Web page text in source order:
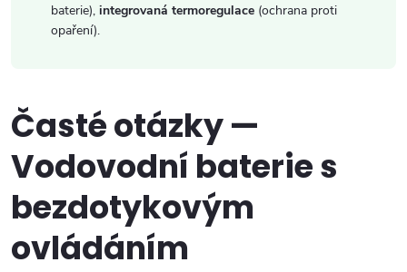
baterie), integrovaná termoregulace (ochrana proti
opaření).
Časté otázky —
Vodovodní baterie s
bezdotykovým
ovládáním